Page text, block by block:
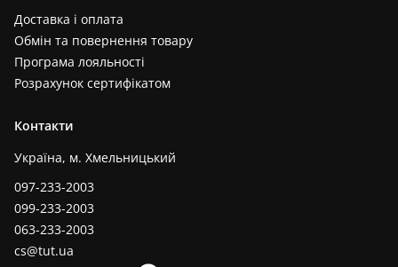
Доставка і оплата
Обмін та повернення товару
Програма лояльності
Розрахунок сертифікатом
Контакти
Україна, м. Хмельницький
097-233-2003
099-233-2003
063-233-2003
cs@tut.ua